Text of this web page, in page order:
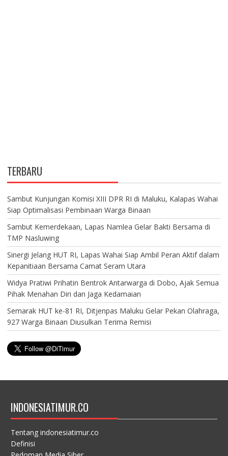
TERBARU
Sambut Kunjungan Komisi XIII DPR RI di Maluku, Kalapas Wahai
Siap Optimalisasi Pembinaan Warga Binaan
Sambut Kemerdekaan, Lapas Namlea Gelar Bakti Bersama di
TMP Nasluwing
Sinergi Jelang HUT RI, Lapas Wahai Siap Ambil Peran Aktif dalam
Kepanitiaan Bersama Camat Seram Utara
Widya Pratiwi Prihatin Bentrok Antarwarga di Dobo, Ajak Semua
Pihak Menahan Diri dan Jaga Kedamaian
Semarak HUT ke-81 RI, Ditjenpas Maluku Gelar Pekan Olahraga,
927 Warga Binaan Diusulkan Terima Remisi
INDONESIATIMUR.CO
Tentang indonesiatimur.co
Definisi